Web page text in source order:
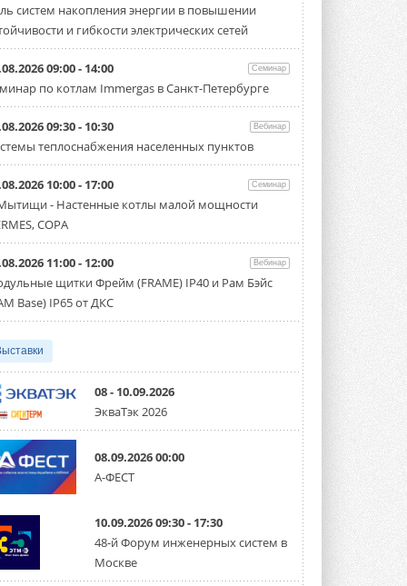
«Датарк» испытал модульный
ЦОД с плотностью 54 кВт на
стойку
Испытания прошли на собственной
производственной площадке и были ...
3 АВГУСТА 2026
Samsung выпускает VRF-
систему DVM на R32
производительностью от 22,4 до 56 кВт.
Суммарная длина трубопроводов ...
итоги конкурса студенческих
проектов «ТИМ-лидеры 2026»
Новый сезон конкурса «ТИМ-лидеры»
стартует уже в сентябре 2026 года ...
3 АВГУСТА 2026
партнёрство за Уралом
Президент Омского землячества в
Москве Михаил Тимошенко посетил
Омск с трёхдневным рабочим визитом ...
31 ИЮЛЯ 2026
Carrier модернизирует
флагманский чиллер AquaEdge
работающую на хладагенте R1234ze ...
31 ИЮЛЯ 2026
Mitsubishi расширяет
систем накопления энергии в повышении
и гибкости электрических сетей
09:00 - 14:00 Семинар
по котлам Immergas в Санкт-Петербурге
09:30 - 10:30 Вебинар
теплоснабжения населенных пунктов
10:00 - 17:00 Семинар
- Настенные котлы малой мощности
COPA
11:00 - 12:00 Вебинар
щитки Фрейм (FRAME) IP40 и Рам Бэйс
Base) IP65 от ДКС
08 - 10.09.2026
ЭкваТэк 2026
08.09.2026 00:00
А-ФЕСТ
10.09.2026 09:30 - 17:30
48-й Форум инженерных систем в
Москве